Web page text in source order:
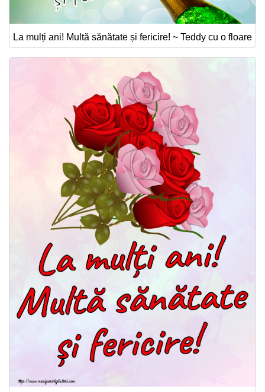
La mulți ani! Multă sănătate și fericire! ~ Teddy cu o floare